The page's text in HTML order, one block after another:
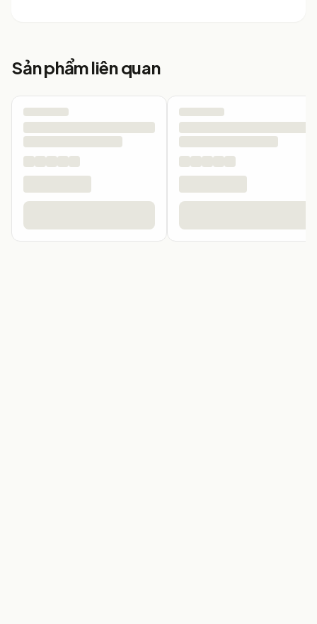
Sản phẩm liên quan